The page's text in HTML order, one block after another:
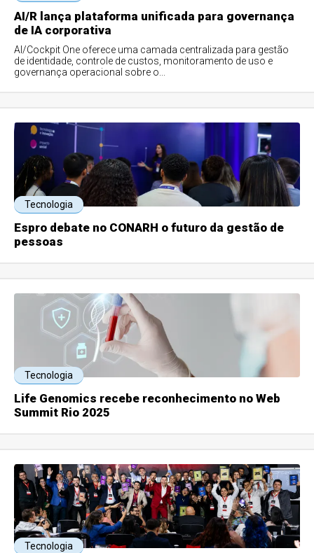
AI/R lança plataforma unificada para governança
de IA corporativa
AI/Cockpit One oferece uma camada centralizada para gestão
de identidade, controle de custos, monitoramento de uso e
governança operacional sobre o...
Tecnologia
Espro debate no CONARH o futuro da gestão de
pessoas
Tecnologia
Life Genomics recebe reconhecimento no Web
Summit Rio 2025
Tecnologia